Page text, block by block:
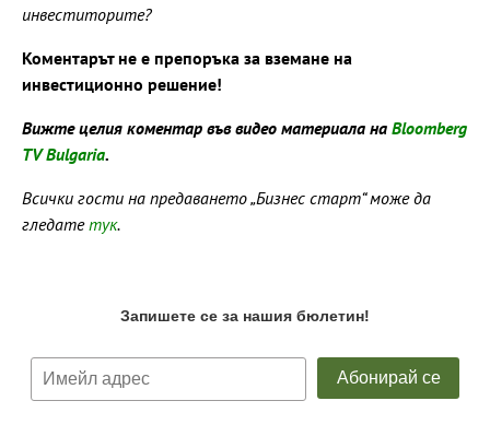
инвеститорите?
Коментарът не е препоръка за вземане на
инвестиционно решение!
Вижте целия коментар във видео материала на Bloomberg
TV Bulgaria.
Всички гости на предаването „Бизнес старт“ може да
гледатетук.